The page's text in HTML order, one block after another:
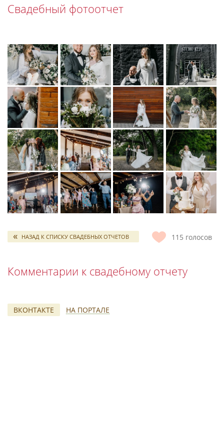
Свадебный фотоотчет
115 голосов
НАЗАД К СПИСКУ СВАДЕБНЫХ ОТЧЕТОВ
Комментарии к свадебному отчету
ВКОНТАКТЕ НА ПОРТАЛЕ